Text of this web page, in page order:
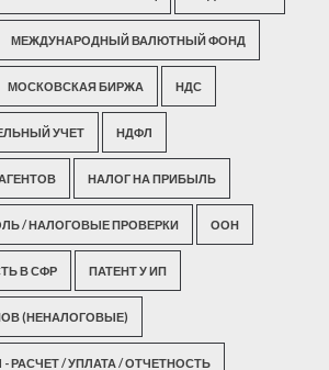
МЕЖДУНАРОДНЫЙ ВАЛЮТНЫЙ ФОНД
МОСКОВСКАЯ БИРЖА НДС
УЧЕТ НДФЛ
НАЛОГ НА ПРИБЫЛЬ
/ НАЛОГОВЫЕ ПРОВЕРКИ ООН
В СФР ПАТЕНТ У ИП
(НЕНАЛОГОВЫЕ)
РАСЧЕТ / УПЛАТА / ОТЧЕТНОСТЬ